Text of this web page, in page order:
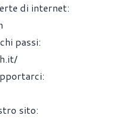
di internet:
passi:
sito: